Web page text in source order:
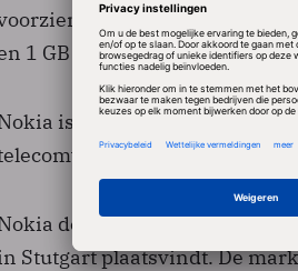
Het apparaat is
1 GB werkgeheugen.
is van plan de computer
De adviesprijs
deed de aankondiging
Stutgart plaatsvindt. De